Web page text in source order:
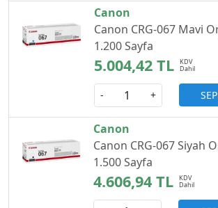
Canon
Canon CRG-067 Mavi
1.200 Sayfa
5.004,42 TL
- +
Canon
Canon CRG-067 Siyah
1.500 Sayfa
4.606,94 TL